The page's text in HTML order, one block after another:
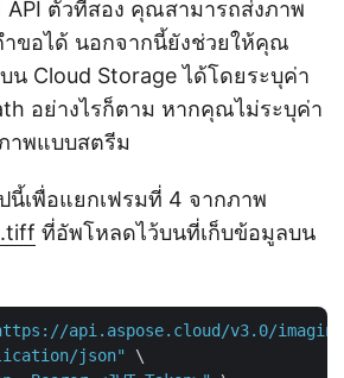
API ตัวที่สอง คุณสามารถส่งภาพ
ำขอได้ นอกจากนี้ยังช่วยให้คุณ
Cloud Storage ได้โดยระบุค่า
อย่างไรก็ตาม หากคุณไม่ระบุค่า
าพแบบสตรีม
นี้เพื่อแยกเฟรมที่ 4 จากภาพ
ที่อัพโหลดไว้บนที่เก็บข้อมูลบน
api.aspose.cloud/v3.0/
json"
\